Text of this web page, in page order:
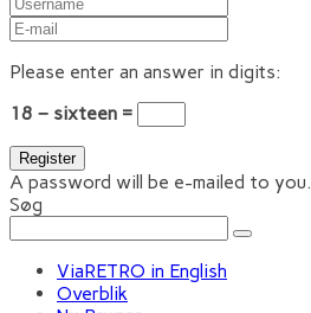
Please enter an answer in digits:
18 − sixteen =
A password will be e-mailed to you.
Søg
ViaRETRO in English
Overblik